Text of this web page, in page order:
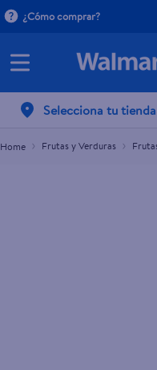
¿Cómo comprar?
Selecciona tu tienda
Frutas y Verduras
Pera